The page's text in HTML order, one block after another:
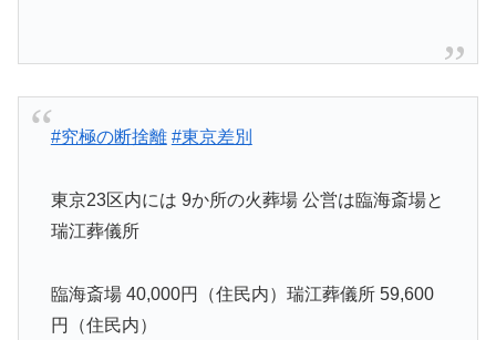
#究極の断捨離 #東京差別
東京23区内には 9か所の火葬場 公営は臨海斎場と
瑞江葬儀所
臨海斎場 40,000円（住民内）瑞江葬儀所 59,600
円（住民内）